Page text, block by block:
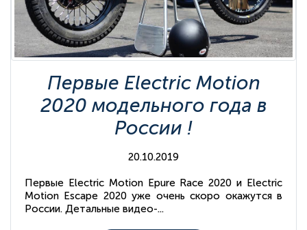
Первые Electric Motion
2020 модельного года в
России !
20.10.2019
Первые Electric Motion Epure Race 2020 и Electric
Motion Escape 2020 уже очень скоро окажутся в
России. Детальные видео-...